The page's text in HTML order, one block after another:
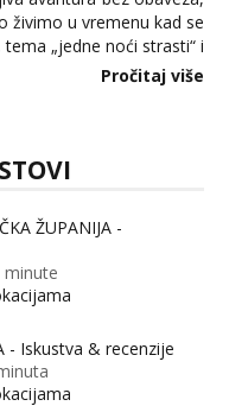
živimo u vremenu kad se
„jedne noći strasti“ i
misle žene, a što
Pročitaj više
ŽUPANIJA -
minute
- Iskustva & recenzije